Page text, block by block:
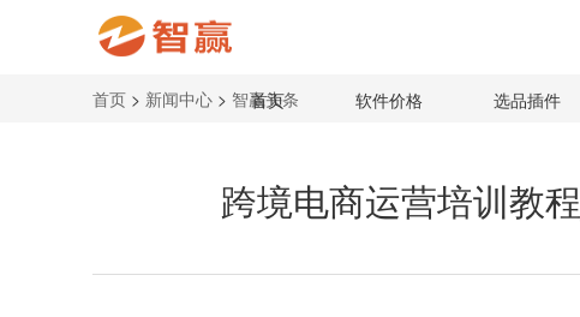
首页 软件价格 选品插件
首页 > 新闻中心 > 智赢头条
跨境电商运营培训教